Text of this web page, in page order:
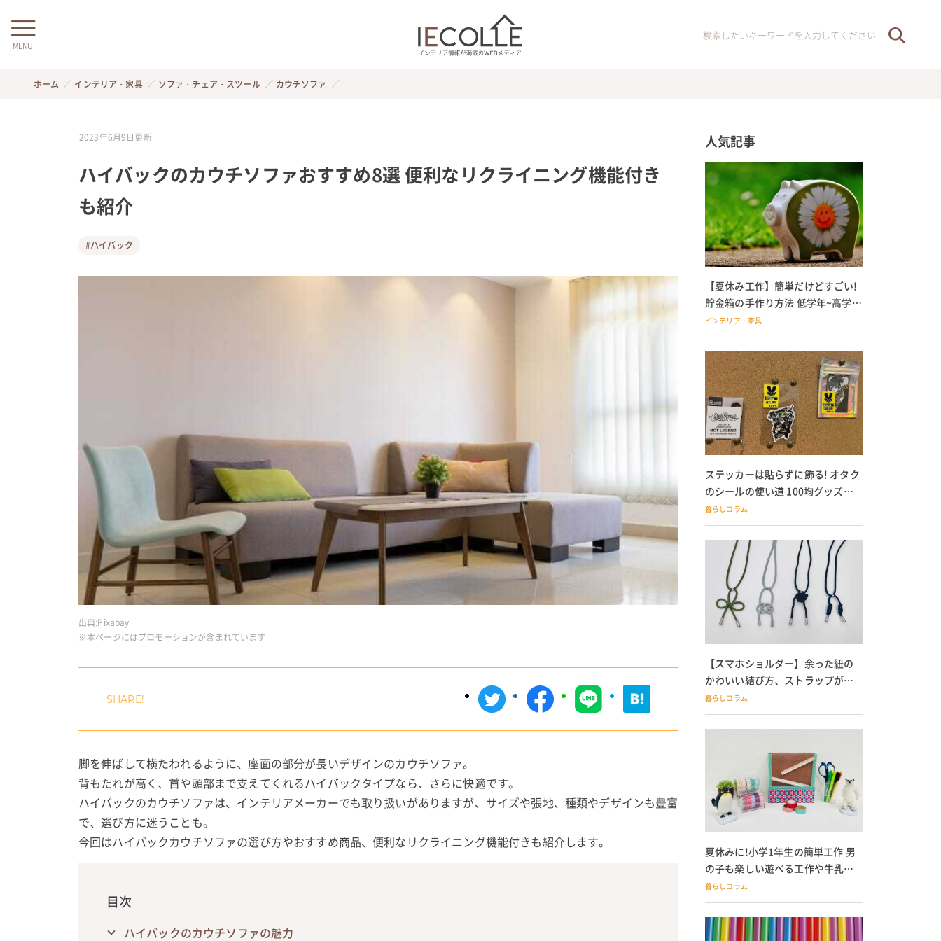
MENU
ホーム インテリア・家具 ソファ・チェア・スツール カウチソファ
2023年6月9日更新
ハイバックのカウチソファおすすめ8選 便利なリクライニング機能付き
も紹介
#ハイバック
出典:Pixabay
※本ページにはプロモーションが含まれています
脚を伸ばして横たわれるように、座面の部分が長いデザインのカウチソファ。
背もたれが高く、首や頭部まで支えてくれるハイバックタイプなら、さらに快適です。
ハイバックのカウチソファは、インテリアメーカーでも取り扱いがありますが、サイズや張地、種類やデザインも豊富
で、選び方に迷うことも。
今回はハイバックカウチソファの選び方やおすすめ商品、便利なリクライニング機能付きも紹介します。
目次
ハイバックのカウチソファの魅力
人気記事
【夏休み工作】簡単だけどすごい!
貯金箱の手作り方法 低学年~高学年
の子どもにも
インテリア・家具
ステッカーは貼らずに飾る! オタク
のシールの使い道 100均グッズで
の飾り方も
暮らしコラム
【スマホショルダー】余った紐の
かわいい結び方、ストラップが落
ちる人必見
暮らしコラム
夏休みに!小学1年生の簡単工作 男
の子も楽しい遊べる工作や牛乳パ
ック貯金箱も
暮らしコラム